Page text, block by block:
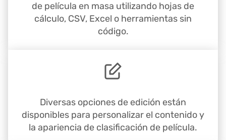
de película en masa utilizando hojas de
cálculo, CSV, Excel o herramientas sin
código.
Diversas opciones de edición están
disponibles para personalizar el contenido y
la apariencia de clasificación de película.